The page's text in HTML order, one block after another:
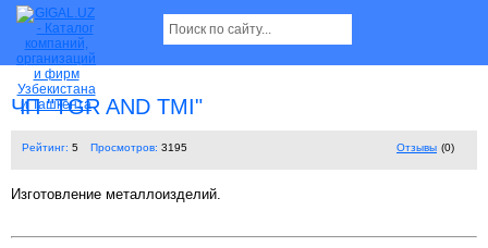
ЧП "TGR AND TMI"
Рейтинг: 5 Просмотров: 3195 Отзывы (0)
Изготовление металлоизделий.